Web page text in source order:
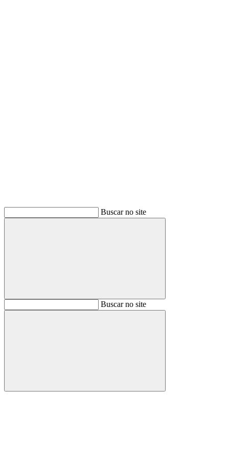
Buscar no site
BuscarBuscar no site
Buscar